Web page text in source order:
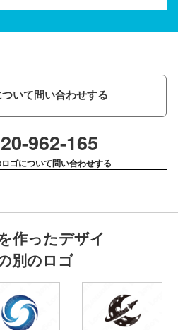
いて問い合わせする
962-165
ゴについて問い合わせする
作ったデザイ
別のロゴ